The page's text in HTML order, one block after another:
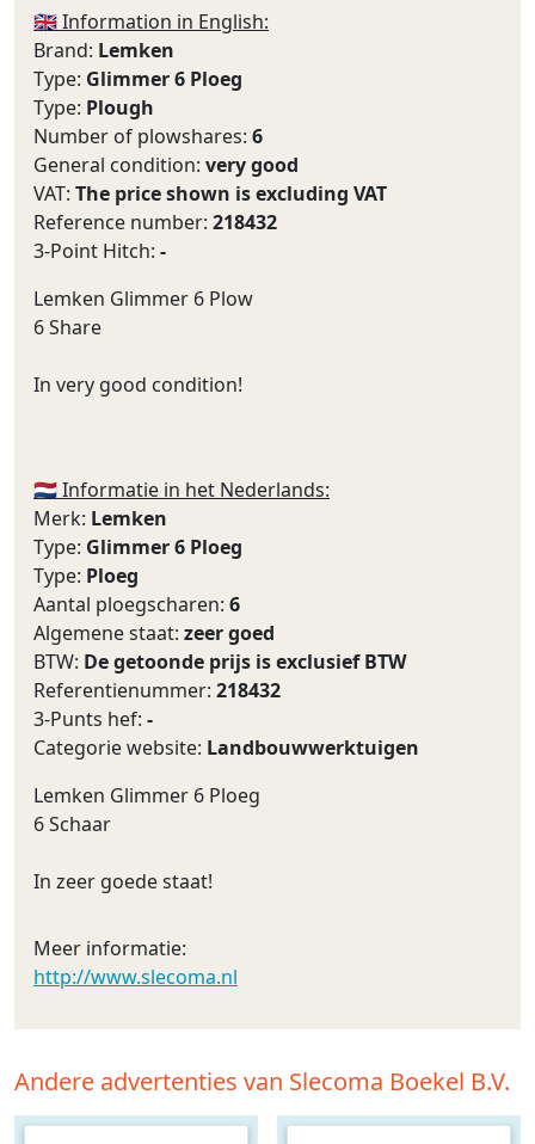
🇬🇧 Information in English:
Brand: Lemken
Type: Glimmer 6 Ploeg
Type: Plough
Number of plowshares: 6
General condition: very good
VAT: The price shown is excluding VAT
Reference number: 218432
3-Point Hitch: -
Lemken Glimmer 6 Plow
6 Share
In very good condition!
🇳🇱 Informatie in het Nederlands:
Merk: Lemken
Type: Glimmer 6 Ploeg
Type: Ploeg
Aantal ploegscharen: 6
Algemene staat: zeer goed
BTW: De getoonde prijs is exclusief BTW
Referentienummer: 218432
3-Punts hef: -
Categorie website: Landbouwwerktuigen
Lemken Glimmer 6 Ploeg
6 Schaar
In zeer goede staat!
Meer informatie:
http://www.slecoma.nl
Andere advertenties van Slecoma Boekel B.V.